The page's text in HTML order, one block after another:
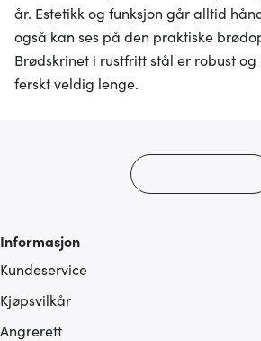
år. Estetikk og funksjon går alltid
også kan ses på den praktiske
Brødskrinet i rustfritt stål er robust
ferskt veldig lenge.
Informasjon
Kundeservice
Kjøpsvilkår
Angrerett